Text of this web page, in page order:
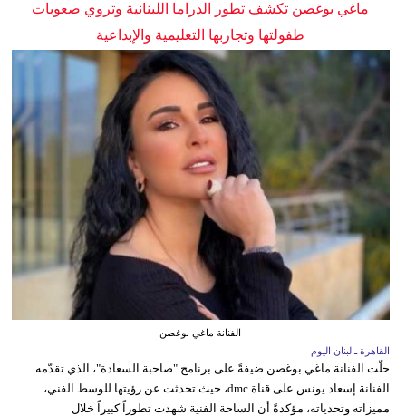
ماغي بوغصن تكشف تطور الدراما اللبنانية وتروي صعوبات
طفولتها وتجاربها التعليمية والإبداعية
الفنانة ماغي بوغصن
القاهرة ـ لبنان اليوم
حلّت الفنانة ماغي بوغصن ضيفةً على برنامج "صاحبة السعادة"، الذي تقدّمه
الفنانة إسعاد يونس على قناة dmc، حيث تحدثت عن رؤيتها للوسط الفني،
مميزاته وتحدياته، مؤكدةً أن الساحة الفنية شهدت تطوراً كبيراً خلال